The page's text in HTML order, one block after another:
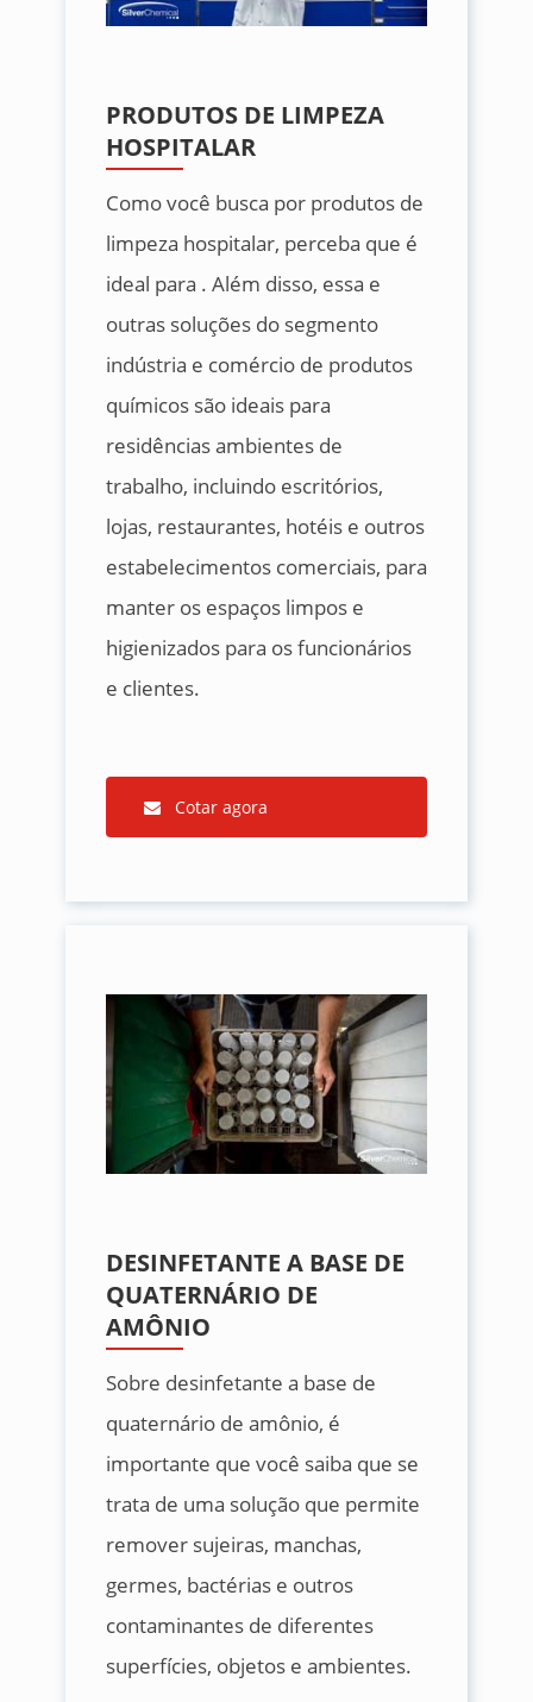
PRODUTOS DE LIMPEZA
HOSPITALAR
Como você busca por produtos de
limpeza hospitalar, perceba que é
ideal para . Além disso, essa e
outras soluções do segmento
indústria e comércio de produtos
químicos são ideais para
residências ambientes de
trabalho, incluindo escritórios,
lojas, restaurantes, hotéis e outros
estabelecimentos comerciais, para
manter os espaços limpos e
higienizados para os funcionários
e clientes.
Cotar agora
DESINFETANTE A BASE DE
QUATERNÁRIO DE
AMÔNIO
Sobre desinfetante a base de
quaternário de amônio, é
importante que você saiba que se
trata de uma solução que permite
remover sujeiras, manchas,
germes, bactérias e outros
contaminantes de diferentes
superfícies, objetos e ambientes.